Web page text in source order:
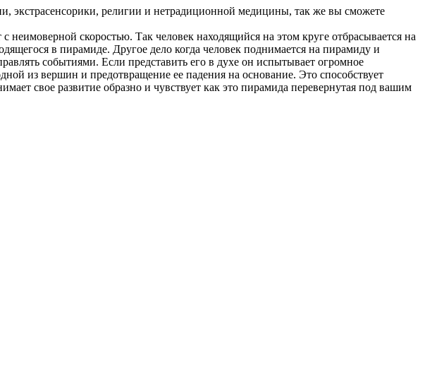
экстрасенсорики, религии и нетрадиционной медицины, так же вы сможете
скоростью. Так человек находящийся на этом круге отбрасывается на
в пирамиде. Другое дело когда человек поднимается на пирамиду и
событиями. Если представить его в духе он испытывает огромное
из вершин и предотвращение ее падения на основание. Это способствует
свое развитие образно и чувствует как это пирамида перевернутая под вашим